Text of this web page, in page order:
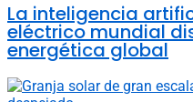
La inteligencia
eléctrico mundial
energética global